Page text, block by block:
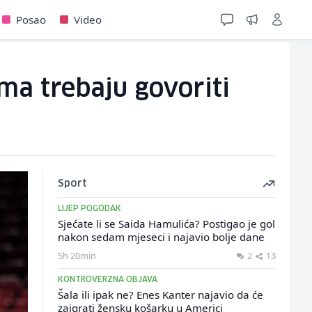
Posao Video
trebaju govoriti
Sport
LIJEP POGODAK
Sjećate li se Saida Hamulića? Postigao je gol
nakon sedam mjeseci i najavio bolje dane
5h 20min 2 13
KONTROVERZNA OBJAVA
Šala ili ipak ne? Enes Kanter najavio da će
zaigrati žensku košarku u Americi